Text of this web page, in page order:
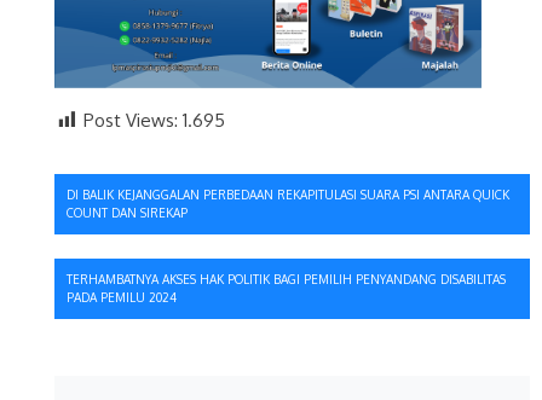
Post Views: 1.695
Navigasi
pos
DI BALIK KEJANGGALAN PERBEDAAN REKAPITULASI SUARA PSI ANTARA QUICK
COUNT DAN SIREKAP
TERHAMBATNYA AKSES HAK POLITIK BAGI PEMILIH PENYANDANG DISABILITAS
PADA PEMILU 2024